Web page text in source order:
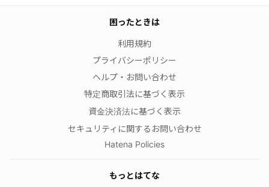
困ったときは
利用規約
プライバシーポリシー
ヘルプ・お問い合わせ
特定商取引法に基づく表示
資金決済法に基づく表示
セキュリティに関するお問い合わせ
Hatena Policies
もっとはてな